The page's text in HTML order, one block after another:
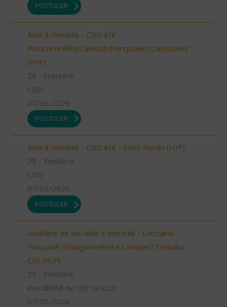
POSTULER
Aide à domicile - CDD été -
Plourin/Brélès/Lanildut/Porspoder/Landunvez
(H/F)
29 - Finistère
CDD
07/08/2026
POSTULER
Aide à domicile - CDD été - Saint-Renan (H/F)
29 - Finistère
CDD
07/08/2026
POSTULER
Auxiliaire de vie/aide à domicile - Locmaria-
Plouzané /Plougonvelin/Le Conquet/Trébabu -
CDI (H/F)
29 - Finistère
Possibilité de CDI ou CDD
07/08/2026